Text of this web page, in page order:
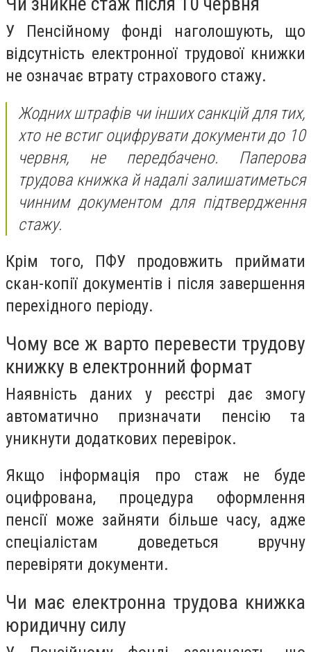
У Пенсійному фонді наголошують, що
відсутність електронної трудової книжки
не означає втрату страхового стажу.
Жодних штрафів чи інших санкцій для тих,
хто не встиг оцифрувати документи до 10
червня, не передбачено. Паперова
трудова книжка й надалі залишатиметься
чинним документом для підтвердження
стажу.
Крім того, ПФУ продовжить приймати
скан-копії документів і після завершення
перехідного періоду.
Чому все ж варто перевести трудову
книжку в електронний формат
Наявність даних у реєстрі дає змогу
автоматично призначати пенсію та
уникнути додаткових перевірок.
Якщо інформація про стаж не буде
оцифрована, процедура оформлення
пенсії може зайняти більше часу, адже
спеціалістам доведеться вручну
перевіряти документи.
Чи має електронна трудова книжка
юридичну силу